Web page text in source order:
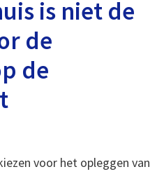
is niet de
de
de
voor het opleggen van